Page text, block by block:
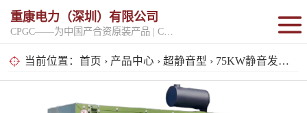
重康电力（深圳）有限公司
当前位置： 首页 › 产品中心 › 超静音型 › 75KW静音发电机组
固定开架式